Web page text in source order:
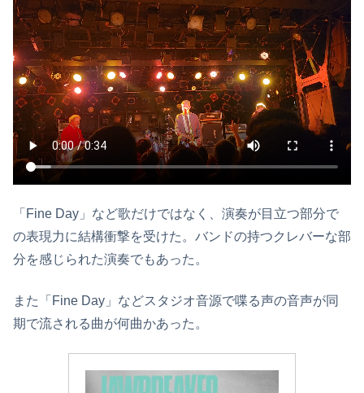
「Fine Day」など歌だけではなく、演奏が目立つ部分で
の表現力に結構衝撃を受けた。バンドの持つクレバーな部
分を感じられた演奏でもあった。
また「Fine Day」などスタジオ音源で喋る声の音声が同
期で流される曲が何曲かあった。